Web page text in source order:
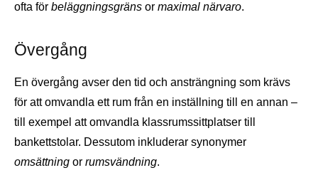
ofta för beläggningsgräns or maximal närvaro.
Övergång
En övergång avser den tid och ansträngning som krävs
för att omvandla ett rum från en inställning till en annan –
till exempel att omvandla klassrumssittplatser till
bankettstolar. Dessutom inkluderar synonymer
omsättning or rumsvändning.